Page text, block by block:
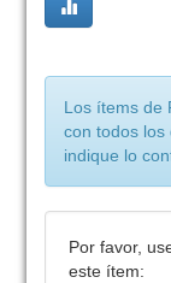
Los ítems de
con todos los
indique lo
Por favor,
este ítem: